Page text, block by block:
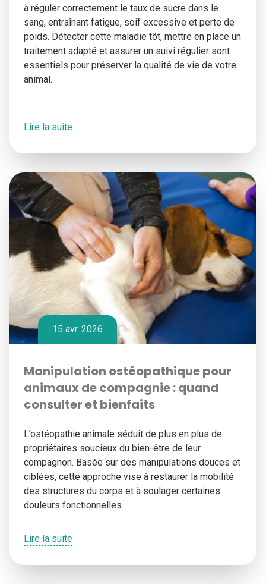
à réguler correctement le taux de sucre dans le
sang, entraînant fatigue, soif excessive et perte de
poids. Détecter cette maladie tôt, mettre en place un
traitement adapté et assurer un suivi régulier sont
essentiels pour préserver la qualité de vie de votre
animal.
Lire la suite
15 avr. 2026
Manipulation ostéopathique pour
animaux de compagnie : quand
consulter et bienfaits
L’ostéopathie animale séduit de plus en plus de
propriétaires soucieux du bien-être de leur
compagnon. Basée sur des manipulations douces et
ciblées, cette approche vise à restaurer la mobilité
des structures du corps et à soulager certaines
douleurs fonctionnelles.
Lire la suite